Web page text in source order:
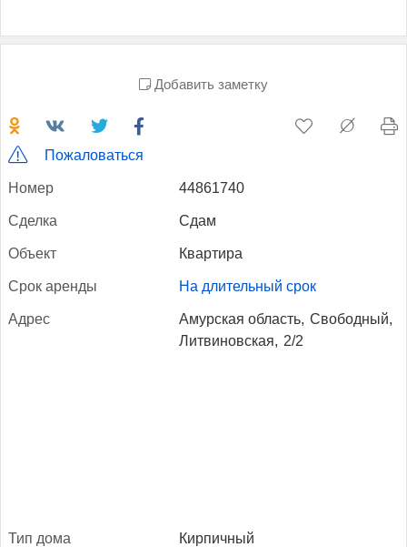
Добавить заметку
Пожаловаться
Но­мер 44861740
Сдел­ка Сдам
Объ­ект Квартира
Срок арен­ды На длительный срок
Ад­рес Амурская область, Свободный,
Литвиновская, 2/2
Тип до­ма Кирпичный